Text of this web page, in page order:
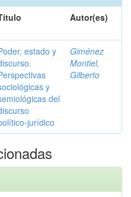
Autor(es)
estado y
y
del
jurídico
Giménez
Montiel,
Gilberto